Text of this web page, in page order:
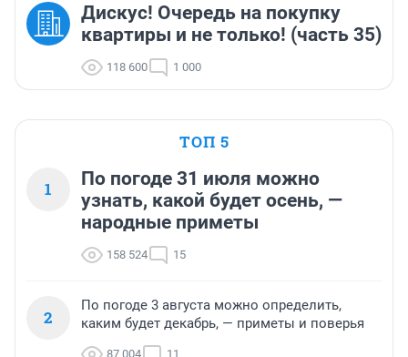
Дискус! Очередь на покупку
квартиры и не только! (часть 35)
118 600 1 000
ТОП 5
1
По погоде 31 июля можно
узнать, какой будет осень, —
народные приметы
158 524 15
2
По погоде 3 августа можно определить,
каким будет декабрь, — приметы и поверья
87 004 11